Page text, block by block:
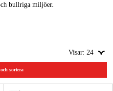
bullriga miljöer.
Visar: 24
sortera